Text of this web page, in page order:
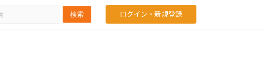
検索 ログイン・新規登録